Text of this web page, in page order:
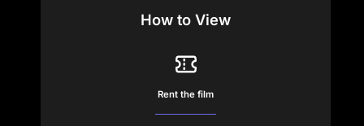
How to View
Rent the film